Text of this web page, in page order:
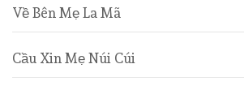
Về Bên Mẹ La Mã
Cầu Xin Mẹ Núi Cúi